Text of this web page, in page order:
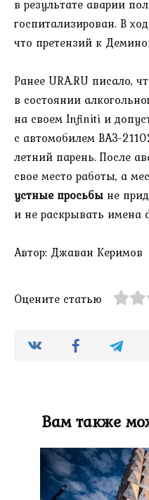
в результате аварии
госпитализирован. В
что претензий к
Ранее URA.RU писало,
в состоянии
на своем Infiniti и
с автомобилем ВАЗ-
летний парень. После
свое место работы, а
устные просьбы не
и не раскрывать имена
Автор: Джаван Керимов
Оцените статью
Вам также